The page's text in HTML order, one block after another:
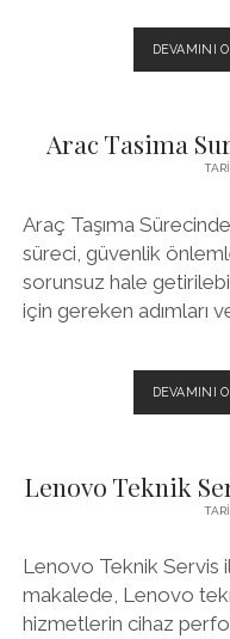
DEVAMINI
Arac Tasima
Araç Taşıma
süreci, güvenlik
sorunsuz hale
için gereken adımları
DEVAMINI
Lenovo Teknik
Lenovo Teknik Servis
makalede, Lenovo
hizmetlerin cihaz